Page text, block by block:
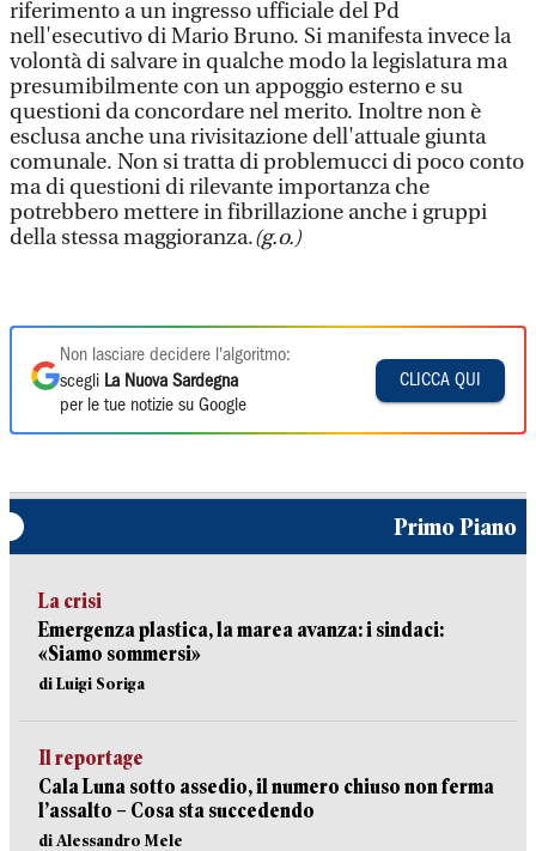
riferimento a un ingresso ufficiale del Pd
nell'esecutivo di Mario Bruno. Si manifesta invece la
volontà di salvare in qualche modo la legislatura ma
presumibilmente con un appoggio esterno e su
questioni da concordare nel merito. Inoltre non è
esclusa anche una rivisitazione dell'attuale giunta
comunale. Non si tratta di problemucci di poco conto
ma di questioni di rilevante importanza che
potrebbero mettere in fibrillazione anche i gruppi
della stessa maggioranza.(g.o.)
Non lasciare decidere l'algoritmo:
scegli La Nuova Sardegna
per le tue notizie su Google
CLICCA QUI
Primo Piano
La crisi
Emergenza plastica, la marea avanza: i sindaci:
«Siamo sommersi»
di Luigi Soriga
Il reportage
Cala Luna sotto assedio, il numero chiuso non ferma
l’assalto – Cosa sta succedendo
di Alessandro Mele